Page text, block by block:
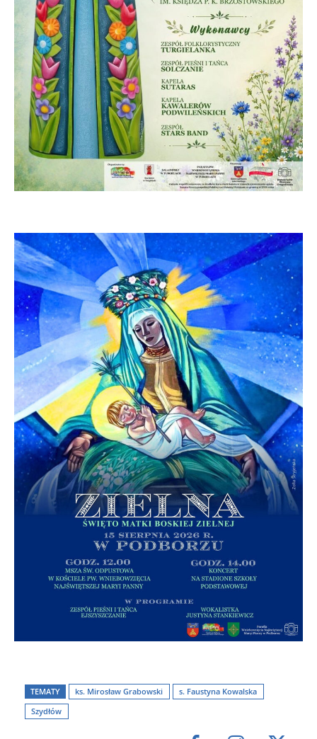
TEMATY ks. Mirosław Grabowski
s. Faustyna Kowalska
Szydłów